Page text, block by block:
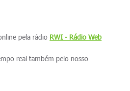
pela rádio RWI - Rádio Web
real também pelo nosso